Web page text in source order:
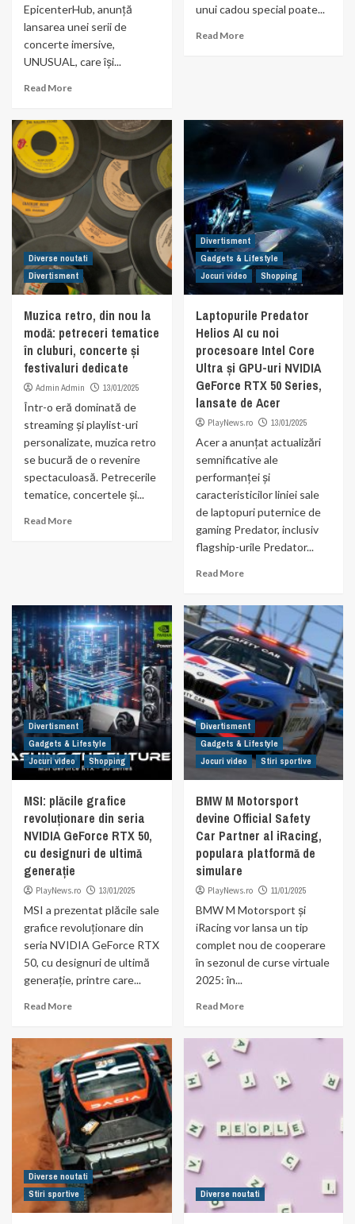
EpicenterHub, anunță
lansarea unei serii de
concerte imersive,
UNUSUAL, care își...
Read More
unui cadou special poate...
Read More
Diverse noutati
Divertisment
Muzica retro, din nou la
modă: petreceri tematice
în cluburi, concerte și
festivaluri dedicate
Admin Admin 13/01/2025
Într-o eră dominată de
streaming și playlist-uri
personalizate, muzica retro
se bucură de o revenire
spectaculoasă. Petrecerile
tematice, concertele și...
Read More
Divertisment
Gadgets & Lifestyle
Jocuri video
Shopping
Laptopurile Predator
Helios AI cu noi
procesoare Intel Core
Ultra și GPU-uri NVIDIA
GeForce RTX 50 Series,
lansate de Acer
PlayNews.ro 13/01/2025
Acer a anunțat actualizări
semnificative ale
performanței și
caracteristicilor liniei sale
de laptopuri puternice de
gaming Predator, inclusiv
flagship-urile Predator...
Read More
Divertisment
Gadgets & Lifestyle
Jocuri video
Shopping
MSI: plăcile grafice
revoluționare din seria
NVIDIA GeForce RTX 50,
cu designuri de ultimă
generație
PlayNews.ro 13/01/2025
MSI a prezentat plăcile sale
grafice revoluționare din
seria NVIDIA GeForce RTX
50, cu designuri de ultimă
generație, printre care...
Read More
Divertisment
Gadgets & Lifestyle
Jocuri video
Stiri sportive
BMW M Motorsport
devine Official Safety
Car Partner al iRacing,
populara platformă de
simulare
PlayNews.ro 11/01/2025
BMW M Motorsport şi
iRacing vor lansa un tip
complet nou de cooperare
în sezonul de curse virtuale
2025: în...
Read More
Diverse noutati
Stiri sportive
Diverse noutati